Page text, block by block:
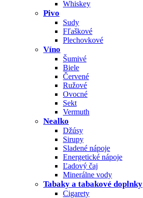
Whiskey
Pivo
Sudy
Fľaškové
Plechovkové
Víno
Šumivé
Biele
Červené
Ružové
Ovocné
Sekt
Vermuth
Nealko
Džúsy
Sirupy
Sladené nápoje
Energetické nápoje
Ľadový čaj
Minerálne vody
Tabaky a tabakové doplnky
Cigarety